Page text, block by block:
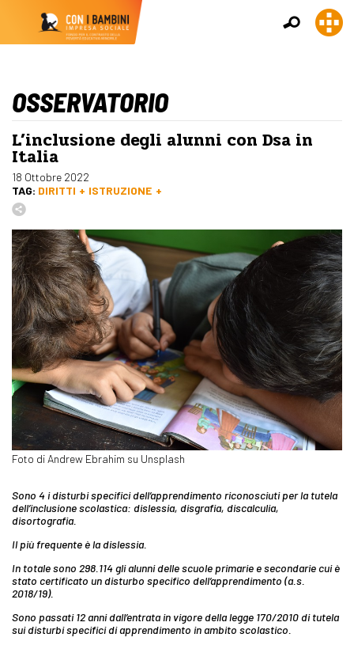
OSSERVATORIO
L’inclusione degli alunni con Dsa in
Italia
18 Ottobre 2022
TAG: DIRITTI ISTRUZIONE
Foto di Andrew Ebrahim su Unsplash
Sono 4 i disturbi specifici dell’apprendimento riconosciuti per la tutela
dell’inclusione scolastica: dislessia, disgrafia, discalculia,
disortografia.
Il più frequente è la dislessia.
In totale sono 298.114 gli alunni delle scuole primarie e secondarie cui è
stato certificato un disturbo specifico dell’apprendimento (a.s.
2018/19).
Sono passati 12 anni dall’entrata in vigore della legge 170/2010 di tutela
sui disturbi specifici di apprendimento in ambito scolastico.